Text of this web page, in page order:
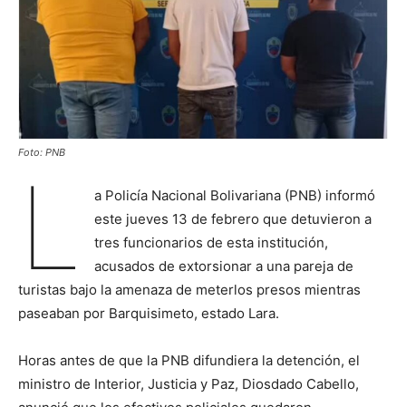
Foto: PNB
L
a Policía Nacional Bolivariana (PNB) informó
este jueves 13 de febrero que detuvieron a
tres funcionarios de esta institución,
acusados de extorsionar a una pareja de
turistas bajo la amenaza de meterlos presos mientras
paseaban por Barquisimeto, estado Lara.
Horas antes de que la PNB difundiera la detención, el
ministro de Interior, Justicia y Paz, Diosdado Cabello,